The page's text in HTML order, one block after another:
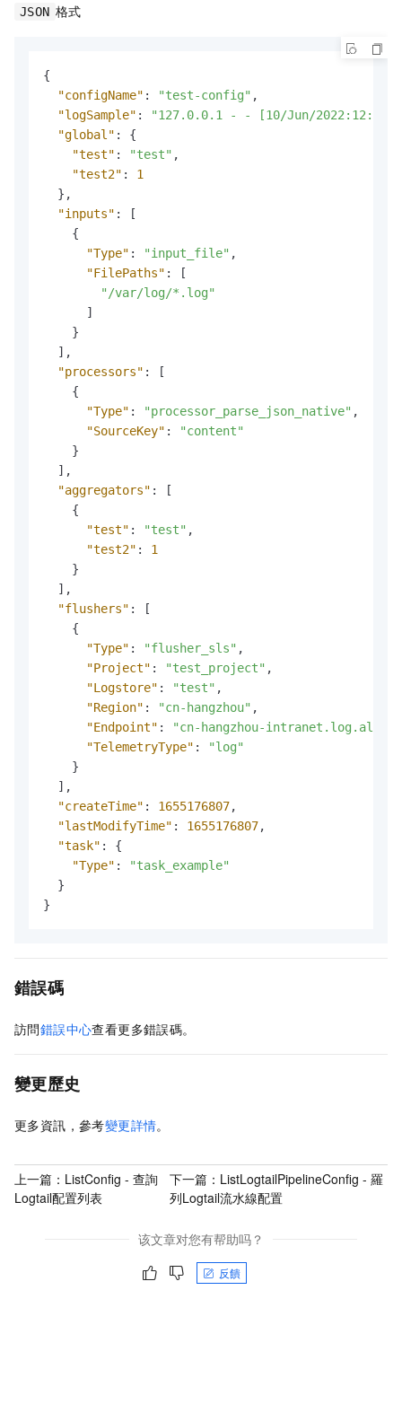
JSON 格式
{
"configName" : "test-config" ,
"logSample" :
"127.0.0.1 - - [10/Jun/
"global" :
{
"test" : "test" ,
"test2" :
1
} ,
"inputs" :
[
{
"Type" : "input_file" ,
"FilePaths" :
[
"/var/log/*.log"
]
}
] ,
"processors" :
[
{
"Type" : "processor_parse_json_native" ,
"SourceKey" :
"content"
}
] ,
"aggregators" :
[
{
"test" : "test" ,
"test2" :
1
}
] ,
"flushers" :
[
{
"Type" : "flusher_sls" ,
"Project" : "test_project" ,
"Logstore" : "test" ,
"Region" : "cn-hangzhou" ,
"Endpoint" :
"cn-hangzhou-
"TelemetryType" :
"log"
}
] ,
"createTime" : 1655176807,
"lastModifyTime" : 1655176807,
"task" :
{
"Type" :
"task_example"
}
}
錯誤碼
訪問錯誤中心查看更多錯誤碼。
變更歷史
更多資訊，參考變更詳情。
上一篇： ListConfig - 查詢
Logtail配置列表
下一篇： ListLogtailPipelineConfig - 羅
列Logtail流水線配置
该文章对您有帮助吗？
反饋